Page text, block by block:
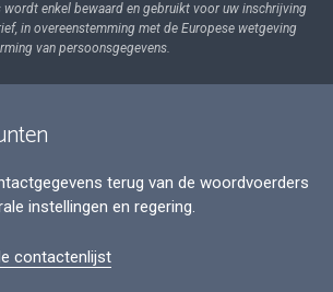
wordt enkel bewaard en gebruikt voor uw inschrijving
in overeenstemming met de Europese wetgeving
van persoonsgegevens.
terug van de woordvoerders
instellingen en regering.
contactenlijst